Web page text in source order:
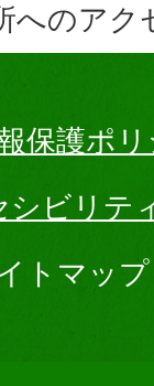
へのアク
保護ポ
シビリテ
トマップ